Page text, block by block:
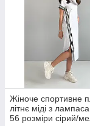
Жіноче спортивне
літнє міді з
56 розміри сірий/